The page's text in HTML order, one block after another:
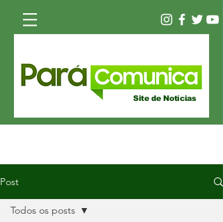
Site de Notícias
Post
Todos os posts